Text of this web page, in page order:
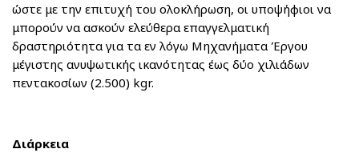
ώστε με την επιτυχή του ολοκλήρωση, οι υποψήφιοι να
μπορούν να ασκούν ελεύθερα επαγγελματική
δραστηριότητα για τα εν λόγω Μηχανήματα Έργου
μέγιστης ανυψωτικής ικανότητας έως δύο χιλιάδων
πεντακοσίων (2.500) kgr.
Διάρκεια